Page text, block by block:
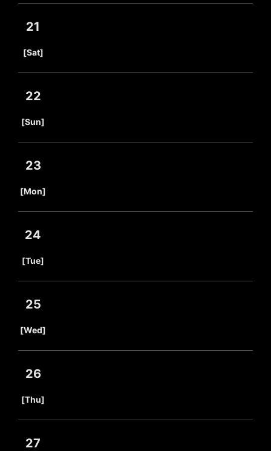
21
[Sat]
22
[Sun]
23
[Mon]
24
[Tue]
25
[Wed]
26
[Thu]
27